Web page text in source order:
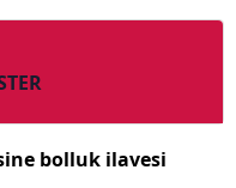
bolluk ilavesi